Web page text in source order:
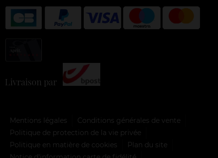
Livraison par
Mentions légales
Conditions générales de vente
Politique de protection de la vie privée
Politique en matière de cookies
Plan du site